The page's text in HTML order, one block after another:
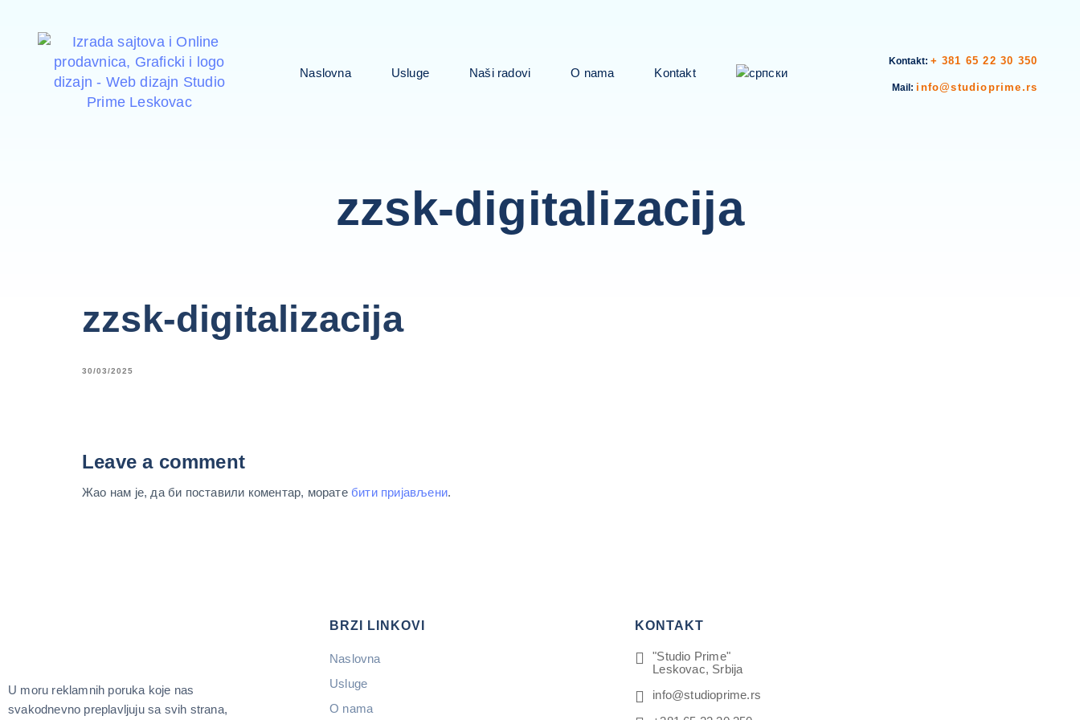
Naslovna Usluge Naši radovi O nama Kontakt
Kontakt: + 381 65 22 30 350
Mail:info@studioprime.rs
zzsk-digitalizacija
zzsk-digitalizacija
30/03/2025
Leave a comment
Жао нам је, да би поставили коментар, морате бити пријављени.
U moru reklamnih poruka koje nas
svakodnevno preplavljuju sa svih strana,
BRZI LINKOVI
Naslovna
Usluge
O nama
KONTAKT
"Studio Prime"
Leskovac, Srbija
info@studioprime.rs